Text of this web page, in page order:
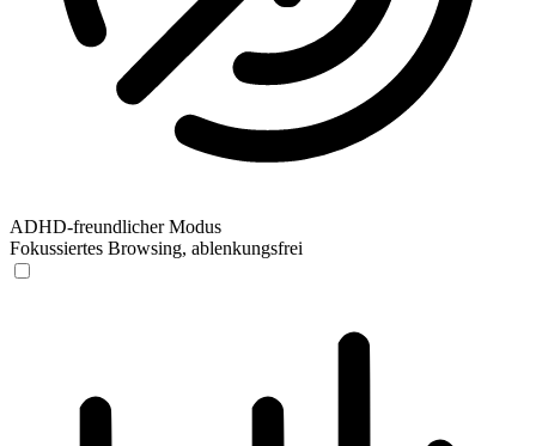
ADHD-freundlicher Modus
Fokussiertes Browsing, ablenkungsfrei